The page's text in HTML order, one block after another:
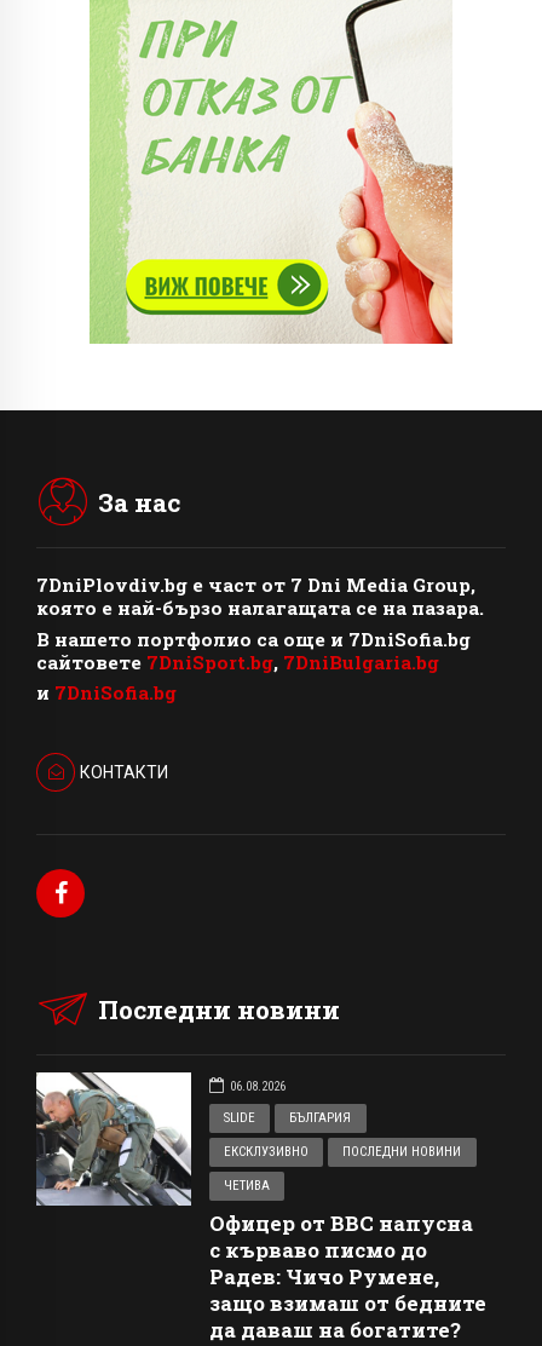
За нас
7DniPlovdiv.bg e част от 7 Dni Media Group,
която е най-бързо налагащата се на пазара.
В нашето портфолио са още и 7DniSofia.bg
сайтовете 7DniSport.bg, 7DniBulgaria.bg
и 7DniSofia.bg
КОНТАКТИ
Последни новини
06.08.2026
SLIDE
БЪЛГАРИЯ
ЕКСКЛУЗИВНО ПОСЛЕДНИ НОВИНИ
ЧЕТИВА
Офицер от ВВС напусна
с кърваво писмо до
Радев: Чичо Румене,
защо взимаш от бедните
да даваш на богатите?